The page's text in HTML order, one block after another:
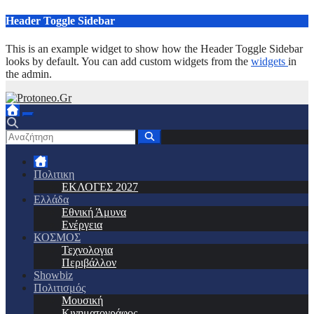
Μετάβαση
περιεχόμενο
Header Toggle Sidebar
This is an example widget to show how the Header Toggle Sidebar
looks by default. You can add custom widgets from the widgets in
the admin.
Πολιτικη
ΕΚΛΟΓΕΣ 2027
Ελλάδα
Εθνική Άμυνα
Ενέργεια
ΚΟΣΜΟΣ
Τεχνολογια
Περιβάλλον
Showbiz
Πολιτισμός
Μουσική